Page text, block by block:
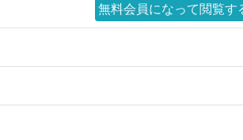
無料会員になって閲覧す